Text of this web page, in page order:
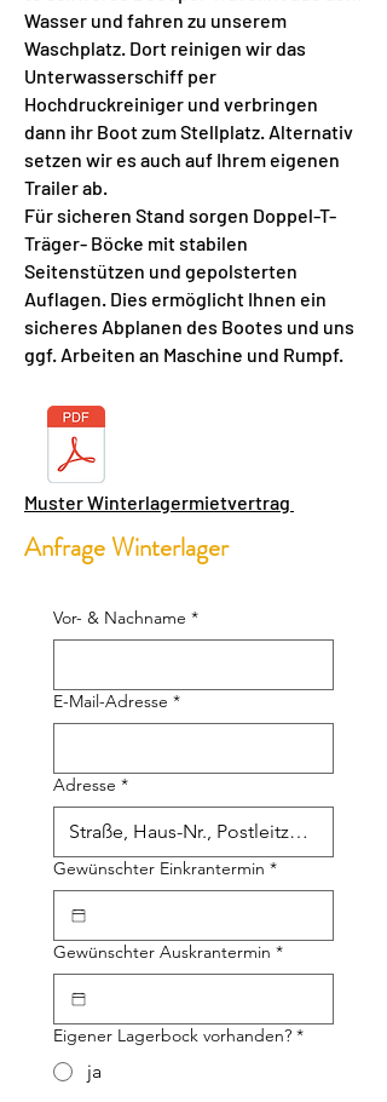
Wasser und fahren zu unserem
Waschplatz. Dort reinigen wir das
Unterwasserschiff per
Hochdruckreiniger und verbringen
dann ihr Boot zum Stellplatz. Alternativ
setzen wir es auch auf Ihrem eigenen
Trailer ab.
Für sicheren Stand sorgen Doppel-T-
Träger- Böcke mit stabilen
Seitenstützen und gepolsterten
Auflagen. Dies ermöglicht Ihnen ein
sicheres Abplanen des Bootes und uns
ggf. Arbeiten an Maschine und Rumpf.
Muster Winterlagermietvertrag
Anfrage Winterlager
Vor- & Nachname *
E-Mail-Adresse *
Adresse *
Gewünschter Einkrantermin *
Gewünschter Auskrantermin *
Eigener Lagerbock vorhanden? *
ja